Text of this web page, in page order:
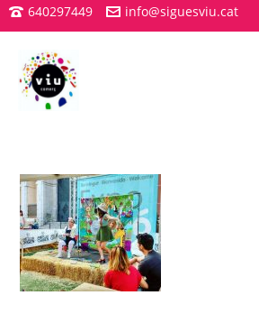
640297449 info@siguesviu.cat